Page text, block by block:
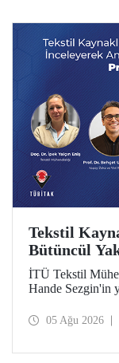
Tekstil
Bütüncül
Azaltım
TÜBİTAK
İTÜ Tekstil
Hande Sezgin'in
Koşullarına
05 Ağu 2026